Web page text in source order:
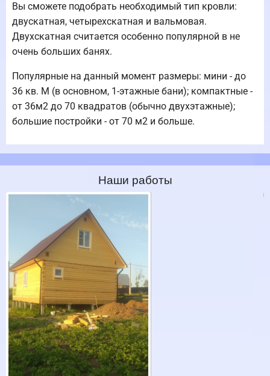
Вы сможете подобрать необходимый тип кровли:
двускатная, четырехскатная и вальмовая.
Двухскатная считается особенно популярной в не
очень больших банях.
Популярные на данный момент размеры: мини - до
36 кв. М (в основном, 1-этажные бани); компактные -
от 36м2 до 70 квадратов (обычно двухэтажные);
большие постройки - от 70 м2 и больше.
Наши работы